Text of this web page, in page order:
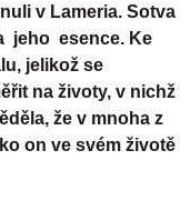
v Lameria. Sotva
jeho esence. Ke
jelikož se
na životy, v nichž
že v mnoha z
on ve svém životě